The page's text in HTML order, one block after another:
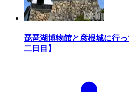
琵琶湖博物館と彦根城に行
二日目】